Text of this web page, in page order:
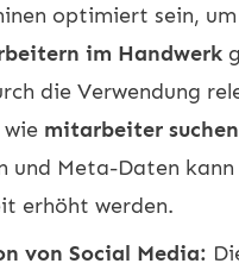
optimiert sein,
im Handwerk
die Verwendung
wie mitarbeiter
und Meta-Daten
erhöht werden.
von Social Media: